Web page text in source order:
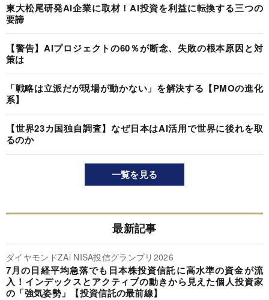
東大松尾研発AI企業に取材！AI投資を利益に転換する三つの
要諦
【警告】AIプロジェクトの60％が断念、失敗の根本原因と対
策は
「戦略は立派だが現場が動かない」を解決する【PMOの進化
系】
【世界23カ国独自調査】なぜ日本はAI活用で世界に後れを取
るのか
一覧を見る
最新記事
ダイヤモンドZAi NISA投信グランプリ2026
7月の日経平均急落でも日本株投資信託に高水準の資金が流
入！インデックスとアクティブの動きから見えた個人投資家
の「強気姿勢」【投資信託の最前線】